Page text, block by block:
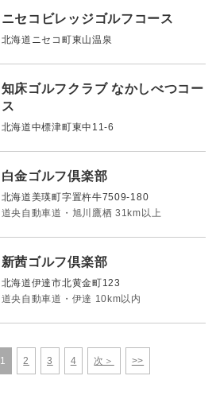
ニセコビレッジゴルフコース
北海道ニセコ町東山温泉
知床ゴルフクラブ なかしべつコー
ス
北海道中標津町東中11-6
白金ゴルフ倶楽部
北海道美瑛町字置杵牛7509-180
道央自動車道・旭川鷹栖 31km以上
新茜ゴルフ倶楽部
北海道伊達市北黄金町123
道央自動車道・伊達 10km以内
1 2 3 4 次＞ >>